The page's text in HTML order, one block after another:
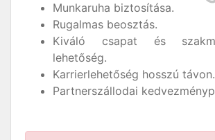
Munkaruha biztosítása.
Rugalmas beosztás.
Kiváló csapat és
lehetőség.
Karrierlehetőség hosszú távon.
Partnerszállodai